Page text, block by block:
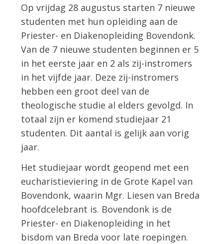
Op vrijdag 28 augustus starten 7 nieuwe
studenten met hun opleiding aan de
Priester- en Diakenopleiding Bovendonk.
Van de 7 nieuwe studenten beginnen er 5
in het eerste jaar en 2 als zij-instromers
in het vijfde jaar. Deze zij-instromers
hebben een groot deel van de
theologische studie al elders gevolgd. In
totaal zijn er komend studiejaar 21
studenten. Dit aantal is gelijk aan vorig
jaar.
Het studiejaar wordt geopend met een
eucharistieviering in de Grote Kapel van
Bovendonk, waarin Mgr. Liesen van Breda
hoofdcelebrant is. Bovendonk is de
Priester- en Diakenopleiding in het
bisdom van Breda voor late roepingen.